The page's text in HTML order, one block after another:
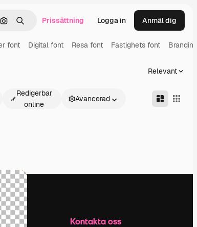
Sök efter bild
Söka Prissättning Logga in Anmäl dig
font Digital font Resa font Fastighets font
Relevant
Redigerbar
online
Avancerad
Kontakta oss